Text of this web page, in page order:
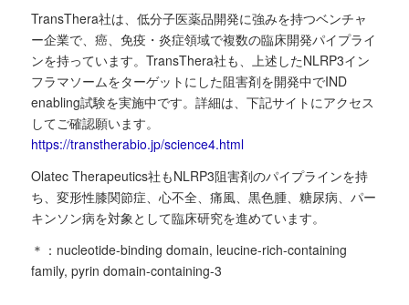
TransThera社は、低分子医薬品開発に強みを持つベンチャ
ー企業で、癌、免疫・炎症領域で複数の臨床開発パイプライ
ンを持っています。TransThera社も、上述したNLRP3イン
フラマソームをターゲットにした阻害剤を開発中でIND
enabling試験を実施中です。詳細は、下記サイトにアクセス
してご確認願います。
https://transtherabio.jp/science4.html
Olatec Therapeutics社もNLRP3阻害剤のパイプラインを持
ち、変形性膝関節症、心不全、痛風、黒色腫、糖尿病、パー
キンソン病を対象として臨床研究を進めています。
＊：nucleotide-binding domain, leucine-rich-containing
family, pyrin domain-containing-3